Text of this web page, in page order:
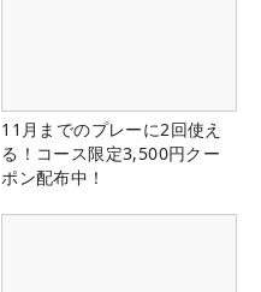
11月までのプレーに2回使え
る！コース限定3,500円クー
ポン配布中！